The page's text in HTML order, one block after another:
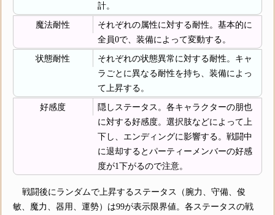
計。
魔法耐性
それぞれの属性に対する耐性。基本的に
全員0で、装備によって変動する。
状態耐性
それぞれの状態異常に対する耐性。キャ
ラごとに異なる耐性を持ち、装備によっ
て上昇する。
好感度
隠しステータス。各キャラクターの朋也
に対する好感度。選択肢などによって上
下し、エンディングに影響する。戦闘中
に退却するとパーティーメンバーの好感
度が1下がるので注意。
戦闘後にランダムで上昇するステータス（腕力、守備、俊
敏、魔力、器用、運勢）は99が表示限界値。各ステータスの戦